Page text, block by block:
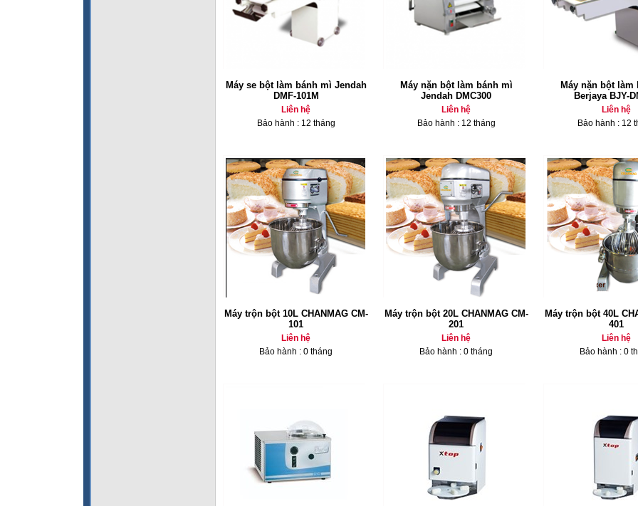
Máy se bột làm bánh mì Jendah
DMF-101M
Liên hệ
Bảo hành : 12 tháng
Máy nặn bột làm bánh mì
Jendah DMC300
Liên hệ
Bảo hành : 12 tháng
Máy nặn bột làm
Berjaya BJY-
Liên hệ
Bảo hành : 12
Máy trộn bột 10L CHANMAG CM-
101
Liên hệ
Bảo hành : 0 tháng
Máy trộn bột 20L CHANMAG CM-
201
Liên hệ
Bảo hành : 0 tháng
Máy trộn bột 40L
401
Liên hệ
Bảo hành : 0